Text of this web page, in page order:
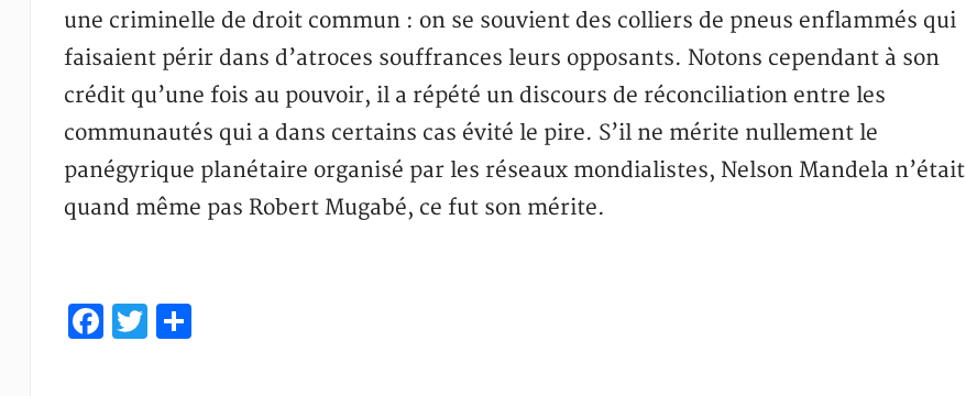
une criminelle de droit commun : on se souvient des colliers de pneus enflammés qui
faisaient périr dans d’atroces souffrances leurs opposants. Notons cependant à son
crédit qu’une fois au pouvoir, il a répété un discours de réconciliation entre les
communautés qui a dans certains cas évité le pire. S’il ne mérite nullement le
panégyrique planétaire organisé par les réseaux mondialistes, Nelson Mandela n’était
quand même pas Robert Mugabé, ce fut son mérite.
Facebook
Twitter
Partager